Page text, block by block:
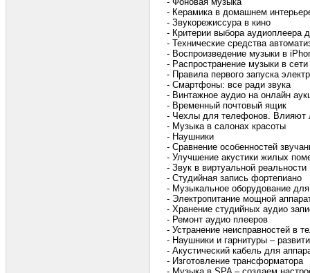
- Керамика в домашнем
- Звукорежиссура в кино
- Критерии выбора аудиоплеера
- Технические средства
- Воспроизведение музыки в
- Распространение музыки в сети
- Правила первого запуска
- Смартфоны: все ради звука
- Винтажное аудио на онлайн
- Временный почтовый ящик
- Чехлы для телефонов. Влияют
- Музыка в салонах красоты
- Наушники
- Сравнение особенностей
- Улучшение акустики жилых
- Звук в виртуальной реальности
- Студийная запись фортепиано
- Музыкальное оборудование для
- Электропитание мощной
- Хранение студийных аудио
- Ремонт аудио плееров
- Устранение неисправностей в
- Наушники и гарнитуры –
- Акустический кабель для
- Изготовление трансформатора